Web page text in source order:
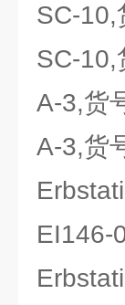
SC-10,
SC-10,
A-3,货
A-3,货
EI146-